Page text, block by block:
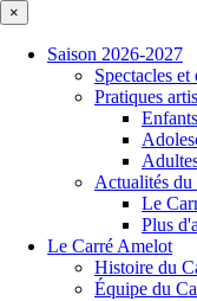
×
Saison 2026-2027
Spectacles
Pratiques
Actualités du
Le
Plus
Le Carré Amelot
Histoire du
Équipe du